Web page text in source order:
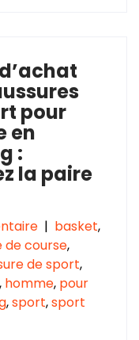
pour
en
:
la paire
| basket,
de course,
de sport,
, homme, pour
,sport,sport